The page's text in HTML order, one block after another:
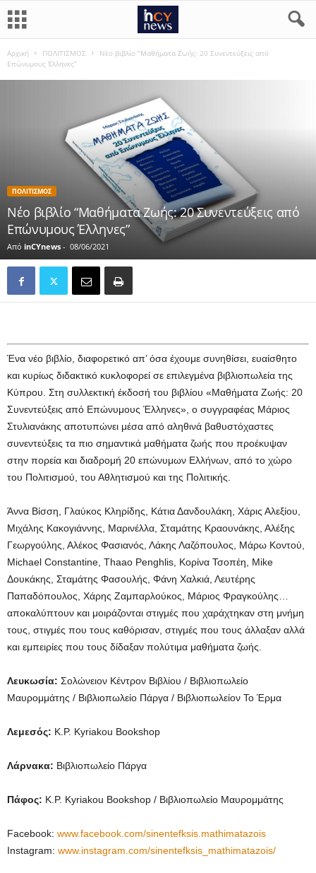
Αρχική ΠΟΛΙΤΙΣΜΟΣ
Νέο βιβλίο “Μαθήματα Ζωής: 20 Συνεντεύξεις από
Επώνυμους Έλληνες”
ΠΟΛΙΤΙΣΜΟΣ
Νέο βιβλίο “Μαθήματα Ζωής: 20 Συνεντεύξεις από
Επώνυμους Έλληνες”
Από inCYnews - 08/06/2021
Ένα νέο βιβλίο, διαφορετικό απ’ όσα έχουμε συνηθίσει, ευαίσθητο
και κυρίως διδακτικό κυκλοφορεί σε επιλεγμένα βιβλιοπωλεία της
Κύπρου. Στη συλλεκτική έκδοσή του βιβλίου «Μαθήματα Ζωής: 20
Συνεντεύξεις από Επώνυμους Έλληνες», ο συγγραφέας Μάριος
Στυλιανάκης αποτυπώνει μέσα από αληθινά βαθυστόχαστες
συνεντεύξεις τα πιο σημαντικά μαθήματα ζωής που προέκυψαν
στην πορεία και διαδρομή 20 επώνυμων Ελλήνων, από το χώρο
του Πολιτισμού, του Αθλητισμού και της Πολιτικής.
Άννα Βίσση, Γλαύκος Κληρίδης, Κάτια Δανδουλάκη, Χάρις Αλεξίου,
Μιχάλης Κακογιάννης, Μαρινέλλα, Σταμάτης Κραουνάκης, Αλέξης
Γεωργούλης, Αλέκος Φασιανός, Λάκης Λαζόπουλος, Μάρω Κοντού,
Michael Constantine, Thaao Penghlis, Κορίνα Τσοπέη, Mike
Δουκάκης, Σταμάτης Φασουλής, Φάνη Χαλκιά, Λευτέρης
Παπαδόπουλος, Χάρης Ζαμπαρλούκος, Μάριος Φραγκούλης…
αποκαλύπτουν και μοιράζονται στιγμές που χαράχτηκαν στη μνήμη
τους, στιγμές που τους καθόρισαν, στιγμές που τους άλλαξαν αλλά
και εμπειρίες που τους δίδαξαν πολύτιμα μαθήματα ζωής.
Λευκωσία: Σολώνειον Κέντρον Βιβλίου / Βιβλιοπωλείο
Μαυρομμάτης / Βιβλιοπωλείο Πάργα / Βιβλιοπωλείον Το Έρμα
Λεμεσός: K.P. Kyriakou Bookshop
Λάρνακα: Βιβλιοπωλείο Πάργα
Πάφος: K.P. Kyriakou Bookshop / Βιβλιοπωλείο Μαυρομμάτης
Facebook: www.facebook.com/sinentefksis.mathimatazois
Instagram: www.instagram.com/sinentefksis_mathimatazois/